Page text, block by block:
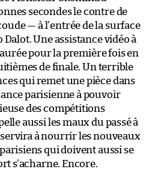
secondes le contre de
— à l’entrée de la surface
Une assistance vidéo à
pour la première fois en
de finale. Un terrible
qui remet une pièce dans
parisienne à pouvoir
des compétitions
aussi les maux du passé à
à nourrir les nouveaux
qui doivent aussi se
s’acharne. Encore.